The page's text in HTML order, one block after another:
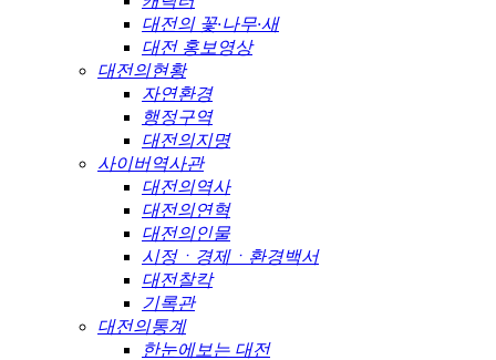
대전의 꽃·나무·새
대전 홍보영상
대전의현황
자연환경
행정구역
대전의지명
사이버역사관
대전의역사
대전의연혁
대전의인물
시정ㆍ경제ㆍ환경백서
대전찰칵
기록관
대전의통계
한눈에보는 대전